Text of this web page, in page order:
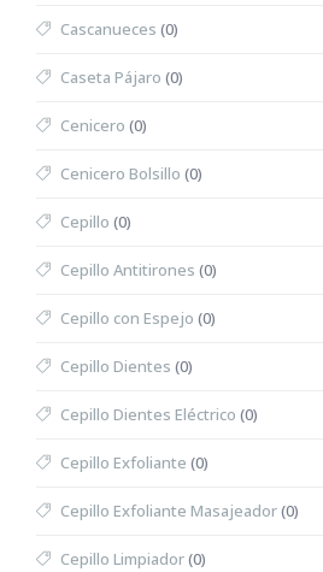
Cascanueces (0)
Caseta Pájaro (0)
Cenicero (0)
Cenicero Bolsillo (0)
Cepillo (0)
Cepillo Antitirones (0)
Cepillo con Espejo (0)
Cepillo Dientes (0)
Cepillo Dientes Eléctrico (0)
Cepillo Exfoliante (0)
Cepillo Exfoliante Masajeador(0)
Cepillo Limpiador(0)